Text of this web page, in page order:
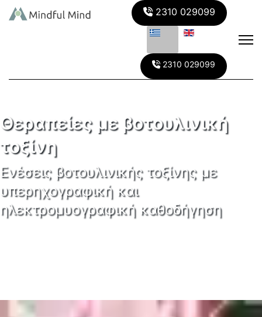
2310 029099
2310 029099
Θεραπείες με βοτουλινική
τοξίνη
Ενέσεις βοτουλινικής τοξίνης με
υπερηχογραφική και
ηλεκτρομυογραφική καθοδήγηση